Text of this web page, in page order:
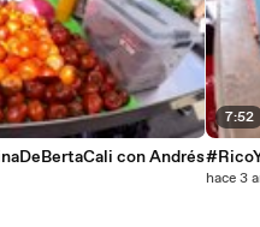
con Andrés
7:52
hace 3